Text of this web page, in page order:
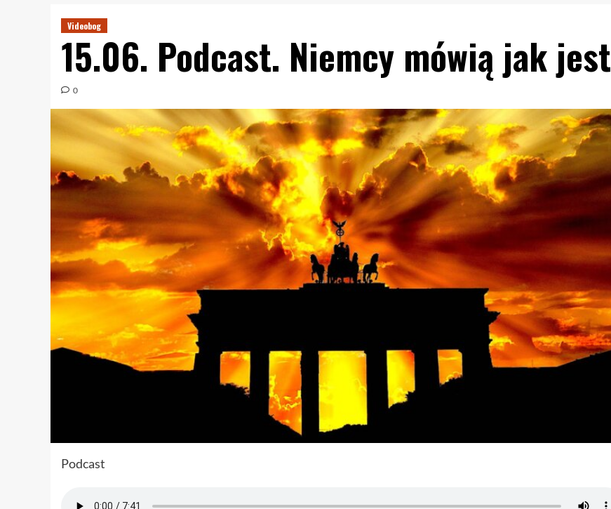
Videobog
15.06. Podcast. Niemcy mówią jak jest
0
Podcast